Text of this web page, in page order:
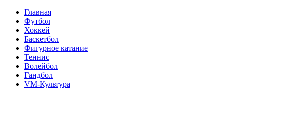
Главная
Футбол
Хоккей
Баскетбол
Фигурное катание
Теннис
Волейбол
Гандбол
VM-Культура